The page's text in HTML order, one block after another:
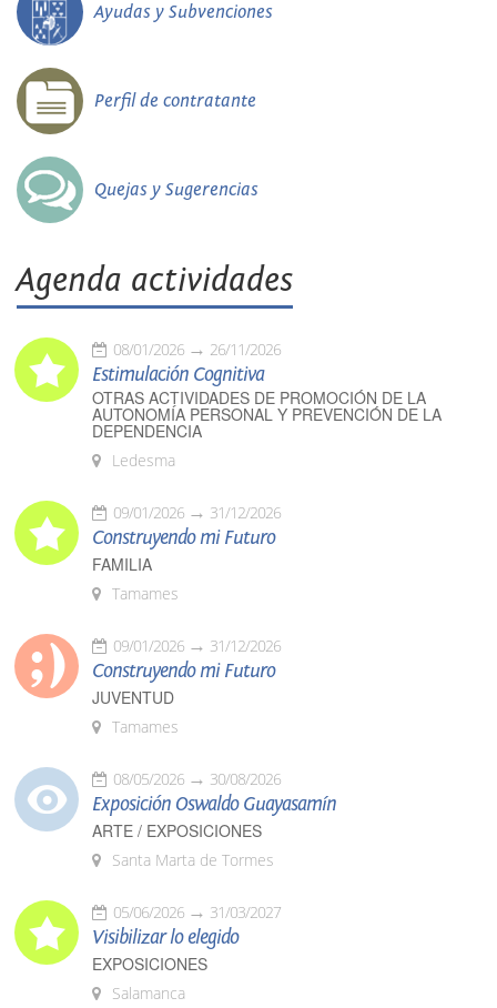
Ayudas y Subvenciones
Perfil de contratante
Quejas y Sugerencias
Agenda actividades
08/01/2026 26/11/2026
Estimulación Cognitiva
OTRAS ACTIVIDADES DE PROMOCIÓN DE LA
AUTONOMÍA PERSONAL Y PREVENCIÓN DE LA
DEPENDENCIA
Ledesma
09/01/2026 31/12/2026
Construyendo mi Futuro
FAMILIA
Tamames
09/01/2026 31/12/2026
Construyendo mi Futuro
JUVENTUD
Tamames
08/05/2026 30/08/2026
Exposición Oswaldo Guayasamín
ARTE / EXPOSICIONES
Santa Marta de Tormes
05/06/2026 31/03/2027
Visibilizar lo elegido
EXPOSICIONES
Salamanca